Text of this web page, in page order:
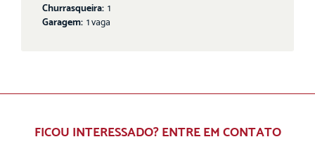
Churrasqueira: 1
Garagem: 1 vaga
FICOU INTERESSADO? ENTRE EM CONTATO